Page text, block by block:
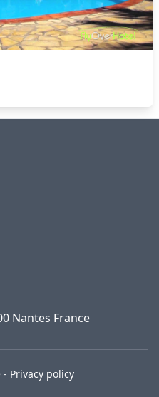
Nantes France
- Privacy policy